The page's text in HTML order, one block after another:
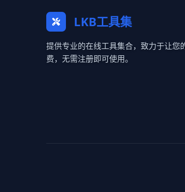
LKB工具集
提供专业的在线工具集合，致力于让
费，无需注册即可使用。